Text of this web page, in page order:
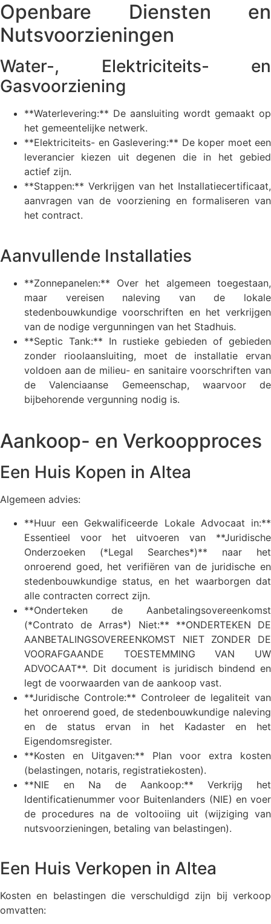
Openbare Diensten en
Nutsvoorzieningen
Water-, Elektriciteits- en
Gasvoorziening
**Waterlevering:** De aansluiting wordt gemaakt op
het gemeentelijke netwerk.
**Elektriciteits- en Gaslevering:** De koper moet een
leverancier kiezen uit degenen die in het gebied
actief zijn.
**Stappen:** Verkrijgen van het Installatiecertificaat,
aanvragen van de voorziening en formaliseren van
het contract.
Aanvullende Installaties
**Zonnepanelen:** Over het algemeen toegestaan,
maar vereisen naleving van de lokale
stedenbouwkundige voorschriften en het verkrijgen
van de nodige vergunningen van het Stadhuis.
**Septic Tank:** In rustieke gebieden of gebieden
zonder rioolaansluiting, moet de installatie ervan
voldoen aan de milieu- en sanitaire voorschriften van
de Valenciaanse Gemeenschap, waarvoor de
bijbehorende vergunning nodig is.
Aankoop- en Verkoopproces
Een Huis Kopen in Altea
Algemeen advies:
**Huur een Gekwalificeerde Lokale Advocaat in:**
Essentieel voor het uitvoeren van **Juridische
Onderzoeken (*Legal Searches*)** naar het
onroerend goed, het verifiëren van de juridische en
stedenbouwkundige status, en het waarborgen dat
alle contracten correct zijn.
**Onderteken de Aanbetalingsovereenkomst
(*Contrato de Arras*) Niet:** **ONDERTEKEN DE
AANBETALINGSOVEREENKOMST NIET ZONDER DE
VOORAFGAANDE TOESTEMMING VAN UW
ADVOCAAT**. Dit document is juridisch bindend en
legt de voorwaarden van de aankoop vast.
**Juridische Controle:** Controleer de legaliteit van
het onroerend goed, de stedenbouwkundige naleving
en de status ervan in het Kadaster en het
Eigendomsregister.
**Kosten en Uitgaven:** Plan voor extra kosten
(belastingen, notaris, registratiekosten).
**NIE en Na de Aankoop:** Verkrijg het
Identificatienummer voor Buitenlanders (NIE) en voer
de procedures na de voltooiing uit (wijziging van
nutsvoorzieningen, betaling van belastingen).
Een Huis Verkopen in Altea
Kosten en belastingen die verschuldigd zijn bij verkoop
omvatten: